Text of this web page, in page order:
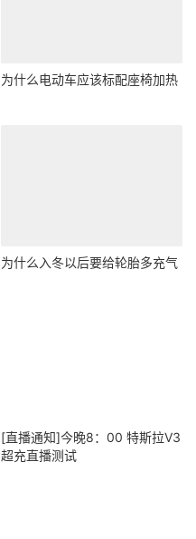
为什么电动车应该标配座椅加热
为什么入冬以后要给轮胎多充气
[直播通知]今晚8：00 特斯拉V3
超充直播测试